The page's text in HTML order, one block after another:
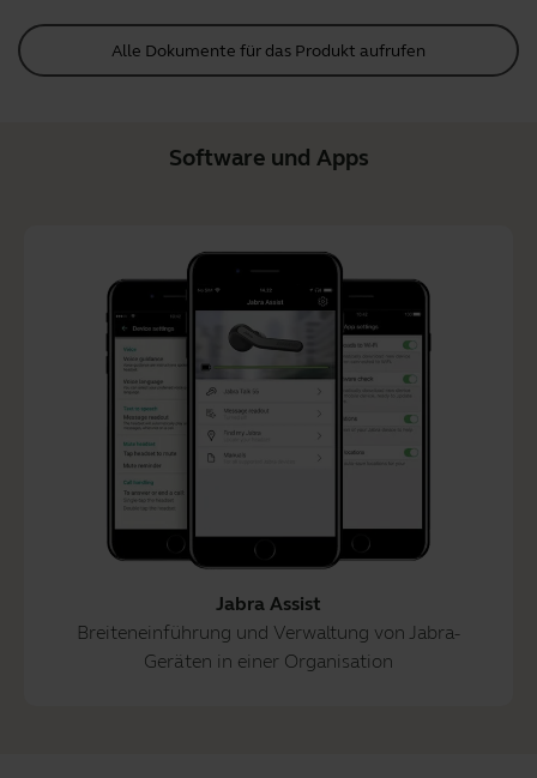
Alle Dokumente für das Produkt aufrufen
Software und Apps
Jabra Assist
Breiteneinführung und Verwaltung von Jabra-
Geräten in einer Organisation